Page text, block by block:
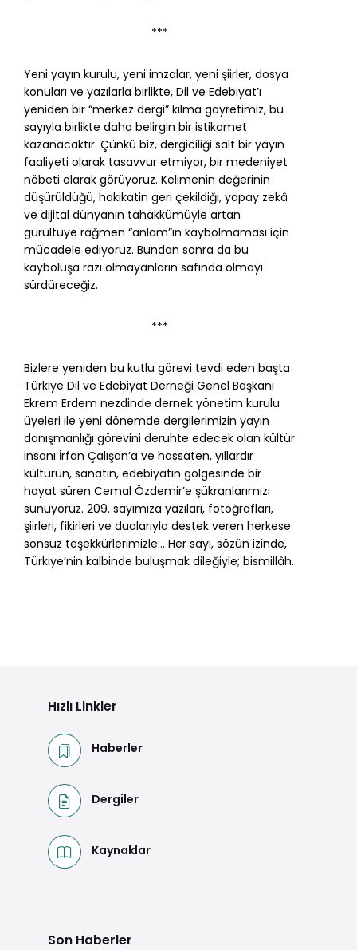
***
Yeni yayın kurulu, yeni imzalar, yeni şiirler, dosya
konuları ve yazılarla birlikte, Dil ve Edebiyat’ı
yeniden bir “merkez dergi” kılma gayretimiz, bu
sayıyla birlikte daha belirgin bir istikamet
kazanacaktır. Çünkü biz, dergiciliği salt bir yayın
faaliyeti olarak tasavvur etmiyor, bir medeniyet
nöbeti olarak görüyoruz. Kelimenin değerinin
düşürüldüğü, hakikatin geri çekildiği, yapay zekâ
ve dijital dünyanın tahakkümüyle artan
gürültüye rağmen “anlam”ın kaybolmaması için
mücadele ediyoruz. Bundan sonra da bu
kayboluşa razı olmayanların safında olmayı
sürdüreceğiz.
***
Bizlere yeniden bu kutlu görevi tevdi eden başta
Türkiye Dil ve Edebiyat Derneği Genel Başkanı
Ekrem Erdem nezdinde dernek yönetim kurulu
üyeleri ile yeni dönemde dergilerimizin yayın
danışmanlığı görevini deruhte edecek olan kültür
insanı İrfan Çalışan’a ve hassaten, yıllardır
kültürün, sanatın, edebiyatın gölgesinde bir
hayat süren Cemal Özdemir’e şükranlarımızı
sunuyoruz. 209. sayımıza yazıları, fotoğrafları,
şiirleri, fikirleri ve dualarıyla destek veren herkese
sonsuz teşekkürlerimizle… Her sayı, sözün izinde,
Türkiye’nin kalbinde buluşmak dileğiyle; bismillâh.
Hızlı Linkler
Haberler
Dergiler
Kaynaklar
Son Haberler